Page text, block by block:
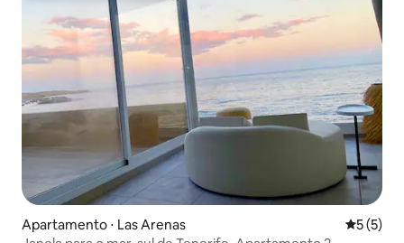
Apartamento ⋅ Las Arenas 5 de
5 (5)